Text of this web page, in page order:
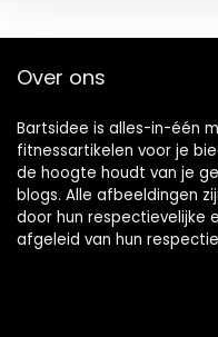
Over ons
Bartsidee is alles-in-één
fitnessartikelen voor je
de hoogte houdt van je
blogs. Alle afbeeldingen
door hun respectievelijke
afgeleid van hun